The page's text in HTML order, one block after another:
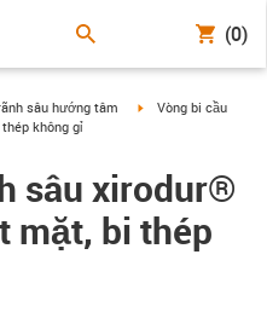
(0)
right
sâu hướng tâm igus-icon-arrow-right
Vòng bi cầu
không gỉ
sâu xirodur®
mặt, bi thép